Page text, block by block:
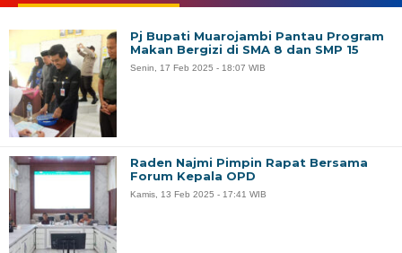
Pj Bupati Muarojambi Pantau Program
Makan Bergizi di SMA 8 dan SMP 15
Senin, 17 Feb 2025 - 18:07 WIB
Raden Najmi Pimpin Rapat Bersama
Forum Kepala OPD
Kamis, 13 Feb 2025 - 17:41 WIB